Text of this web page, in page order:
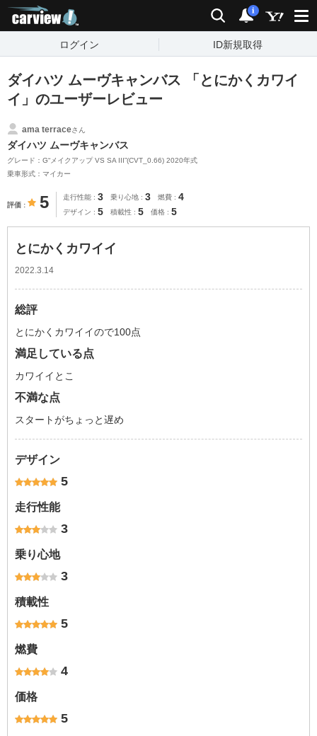
検索 通知
i
ログイン ID新規取得
ダイハツ ムーヴキャンバス 「とにかくカワイ
イ」のユーザーレビュー
ama terraceさん
ダイハツ ムーヴキャンバス
グレード：G“メイクアップ VS SA III”(CVT_0.66) 2020年式
乗車形式：マイカー
評価 5 走行性能 3 乗り心地 3 燃費 4
デザイン 5 積載性 5 価格 5
とにかくカワイイ
2022.3.14
総評
とにかくカワイイので100点
満足している点
カワイイとこ
不満な点
スタートがちょっと遅め
デザイン
5
走行性能
3
乗り心地
3
積載性
5
燃費
4
価格
5